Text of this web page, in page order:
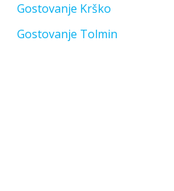
Gostovanje Krško
Gostovanje Tolmin